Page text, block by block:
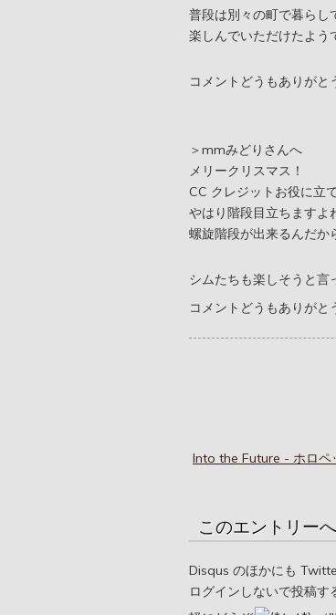
普段は別々の町で暮らし
楽しんでいただけたよう
コメントどうもありがと
＞mmみどりさんへ
メリークリスマス！
CC クレジットお役に立
やはり階段目立ちますよ
螺旋階段が出来るんだか
シムたちも楽しそうと言
コメントどうもありがと
Into the Future - ホロペ
このエントリー
Disqus のほかにも
ログインしないで投稿